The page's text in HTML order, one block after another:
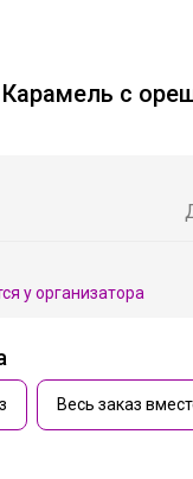
с
у организатора
Весь заказ